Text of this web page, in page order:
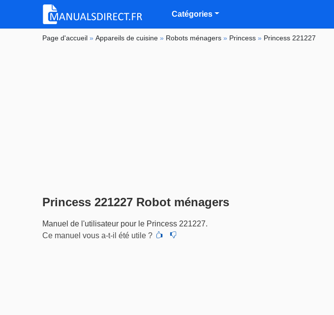
Catégories
Page d'accueil »Appareils de cuisine » Robots ménagers » Princess » Princess 221227
Princess 221227 Robot ménagers
Manuel de l'utilisateur pour le Princess 221227.
Ce manuel vous a-t-il été utile ?